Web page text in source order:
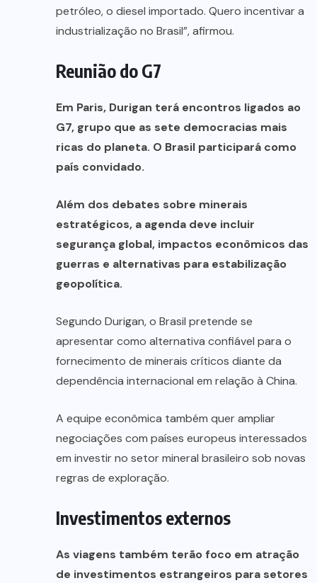
petróleo, o diesel importado. Quero incentivar a
industrialização no Brasil”, afirmou.
Reunião do G7
Em Paris, Durigan terá encontros ligados ao
G7, grupo que as sete democracias mais
ricas do planeta. O Brasil participará como
país convidado.
Além dos debates sobre minerais
estratégicos, a agenda deve incluir
segurança global, impactos econômicos das
guerras e alternativas para estabilização
geopolítica.
Segundo Durigan, o Brasil pretende se
apresentar como alternativa confiável para o
fornecimento de minerais críticos diante da
dependência internacional em relação à China.
A equipe econômica também quer ampliar
negociações com países europeus interessados
em investir no setor mineral brasileiro sob novas
regras de exploração.
Investimentos externos
As viagens também terão foco em atração
de investimentos estrangeiros para setores